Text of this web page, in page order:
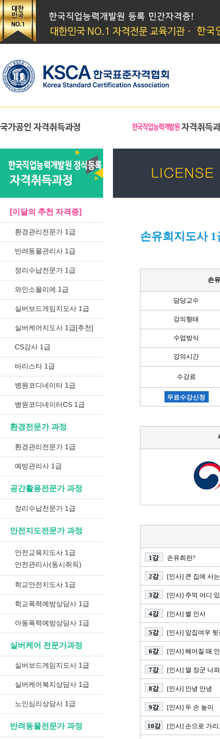
[이달의 추천 자격증]
환경관리전문가 1급
반려동물관리사 1급
정리수납전문가 1급
와인소믈리에 1급
실버보드게임지도사 1급
실버케어지도사 1급[추천]
CS강사 1급
바리스타 1급
병원코디네이터 1급
병원코디네이터CS 1급
환경전문가 과정
환경관리전문가 1급
예방관리사 1급
공간활용전문가 과정
정리수납전문가 1급
안전지도전문가 과정
안전교육지도사 1급
안전관리사(동시취득)
학교안전지도사 1급
학교폭력예방상담사 1급
아동폭력예방상담사 1급
실버케어 전문가과정
실버보드게임지도사 1급
실버케어복지상담사 1급
노인심리상담사 1급
반려동물전문가 과정
손유희지도사 1
손
담당교수
강의형태
수업방식
강의시간
수강료
무료수강신청
1강 손유희란?
2강 [인사] 큰 집에 사
3강 [인사] 주먹 어디
4강 [인사] 별 인사
5강 [인사] 앞집여우
6강 [인사] 헤어질 때
7강 [인사] 열 장군 나
8강 [인사] 안녕 안녕
9강 [인사] 두 손 높이
10강 [인사] 손으로 가리